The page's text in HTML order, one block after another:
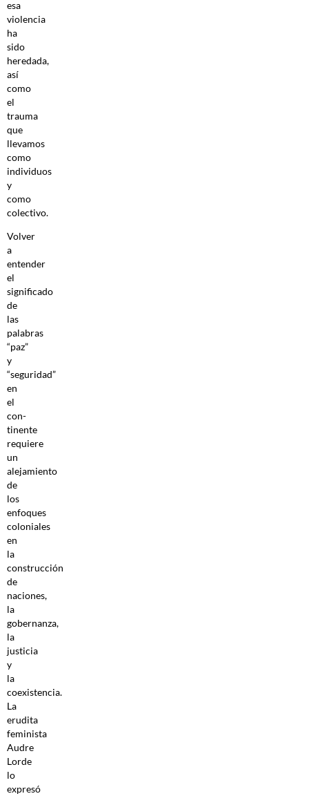
esa
violencia
ha
sido
heredada,
así
como
el
trauma
que
llevamos
como
individuos
y
como
colectivo.
Volver
a
entender
el
significado
de
las
palabras
“paz”
y
“seguridad”
en
el
con­
tinente
requiere
un
alejamiento
de
los
enfoques
coloniales
en
la
construcción
de
naciones,
la
gobernanza,
la
justicia
y
la
coexistencia.
La
erudita
feminista
Audre
Lorde
lo
expresó